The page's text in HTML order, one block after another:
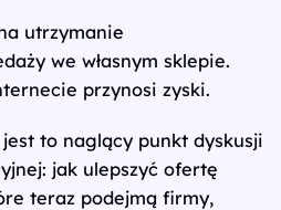
utrzymanie
we własnym sklepie.
przynosi zyski.
to naglący punkt dyskusji
jak ulepszyć ofertę
teraz podejmą firmy,